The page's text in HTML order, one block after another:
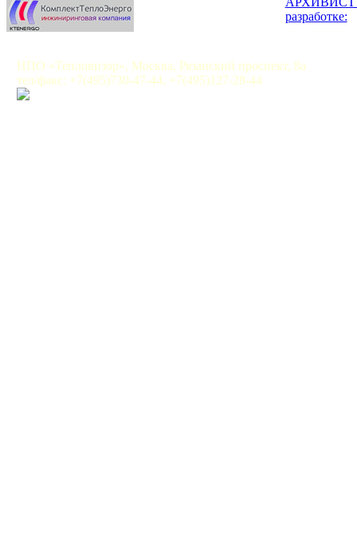
разработке:
НПО «Тепловизор», Москва, Рязанский проспект, 8а
тел/факс: +7(495)730-47-44, +7(495)127-28-44